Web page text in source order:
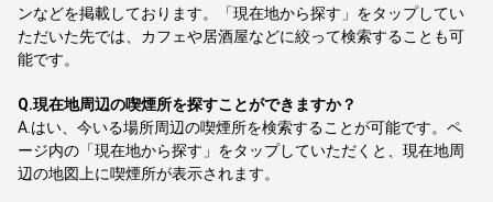
ンなどを掲載しております。「現在地から探す」をタップしてい
ただいた先では、カフェや居酒屋などに絞って検索することも可
能です。
Q.現在地周辺の喫煙所を探すことができますか？
A. はい、今いる場所周辺の喫煙所を検索することが可能です。ペ
ージ内の「現在地から探す」をタップしていただくと、現在地周
辺の地図上に喫煙所が表示されます。